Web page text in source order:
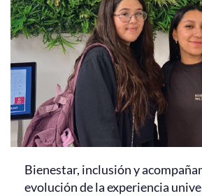
Bienestar, inclusión y
evolución de la experiencia